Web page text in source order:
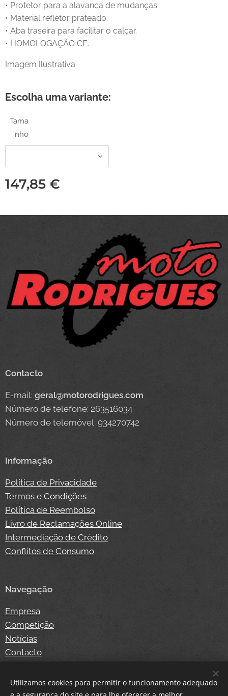
• Protetor para a alavanca de mudanças.
• Material refletor prateado.
• Aba traseira para facilitar o calçar.
• HOMOLOGAÇÃO CE.
Imagem Ilustrativa
Escolha uma variante:
Tama
nho
147,85 €
Contacto
E-mail: geral@motorodrigues.com
Número de telefone: 263516034
Número de telemóvel: 934270742
Informação
Política de Privacidade
Termos e Condições
Política de Reembolso
Livro de Reclamações Online
Intermediação de Crédito
Conflitos de Consumo
Navegação
Empresa
Competição
Notícias
Contacto
Login
Utilizamos cookies para permitir o funcionamento adequado